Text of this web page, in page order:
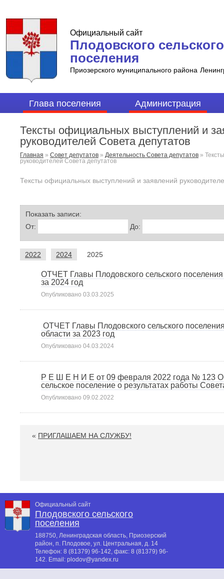
Официальный сайт
Плодовского сельского
поселения
Приозерского муниципального района
Глава поселения Администрация
Тексты официальных выступлений и
руководителей Совета депутатов
Главная » Совет депутатов » Деятельность Совета депутатов »
руководителей Совета депутатов
Тексты официальных выступлений и заявлений
Показать записи:
От:
До:
2022 2024 2025
ОТЧЕТ Главы Плодовского сельского
за 2024 год
Опубликовано 03.03.2025
ОТЧЕТ Главы Плодовского сельского
области за 2023 год
Опубликовано 04.03.2024
Р Е Ш Е Н И Е от 09 февраля 2022 года № 123
сельское поселение о результатах работы
Опубликовано 09.02.2022
« ПРИГЛАШАЕМ НА СЛУЖБУ!
Официальный сайт
Плодовского сельского
поселения
188750, Ленинградская область, Приозерский
район, п. Плодовое, ул. Центральная, д. 14
Телефон: 8 (81379) 96-142, факс: 8 (81379) 96-
142. Email: plodov@yandex.ru